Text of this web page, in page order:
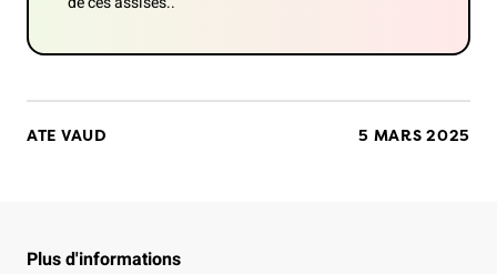
ATE VAUD 5 MARS 2025
Plus d'informations